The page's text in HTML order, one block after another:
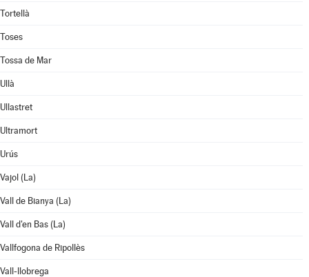
Tortellà
Toses
Tossa de Mar
Ullà
Ullastret
Ultramort
Urús
Vajol (La)
Vall de Bianya (La)
Vall d'en Bas (La)
Vallfogona de Ripollès
Vall-llobrega